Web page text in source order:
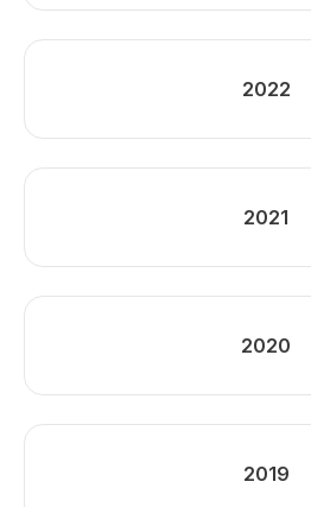
2022
2021
2020
2019